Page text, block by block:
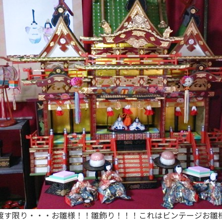
す限り・・・お雛様！！雛飾り！！！これはビンテージお雛